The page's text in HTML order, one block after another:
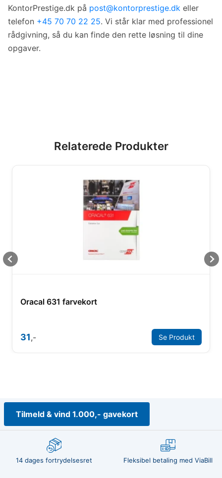
KontorPrestige.dk på post@kontorprestige.dk eller
telefon +45 70 70 22 25. Vi står klar med professionel
rådgivning, så du kan finde den rette løsning til dine
opgaver.
Relaterede Produkter
Oracal 631 farvekort
31,- Se Produkt
Tilmeld & vind 1.000,- gavekort
14 dages fortrydelsesret Fleksibel betaling med ViaBill